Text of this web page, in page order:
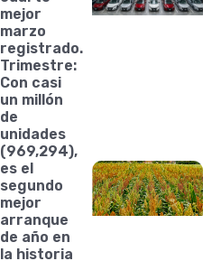
mejor
marzo
registrado.
Trimestre:
Con casi
un millón
de
unidades
(969,294),
es el
segundo
mejor
arranque
de año en
la historia